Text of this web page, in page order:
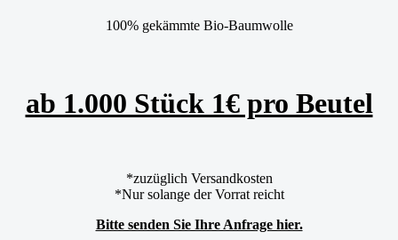
100% gekämmte Bio-Baumwolle
ab 1.000 Stück 1€ pro Beutel
*zuzüglich Versandkosten
*Nur solange der Vorrat reicht
Bitte senden Sie Ihre Anfrage hier.